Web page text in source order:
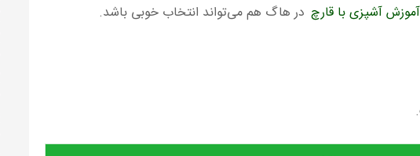
آموزش آشپزی با قارچ در هاگ هم می‌تواند انتخاب خوبی باشد.